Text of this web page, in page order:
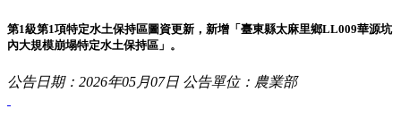
第1級第1項特定水土保持區圖資更新，新增「臺東縣太麻里鄉LL009華源坑
內大規模崩塌特定水土保持區」。
公告日期：2026年05月07日 公告單位：農業部